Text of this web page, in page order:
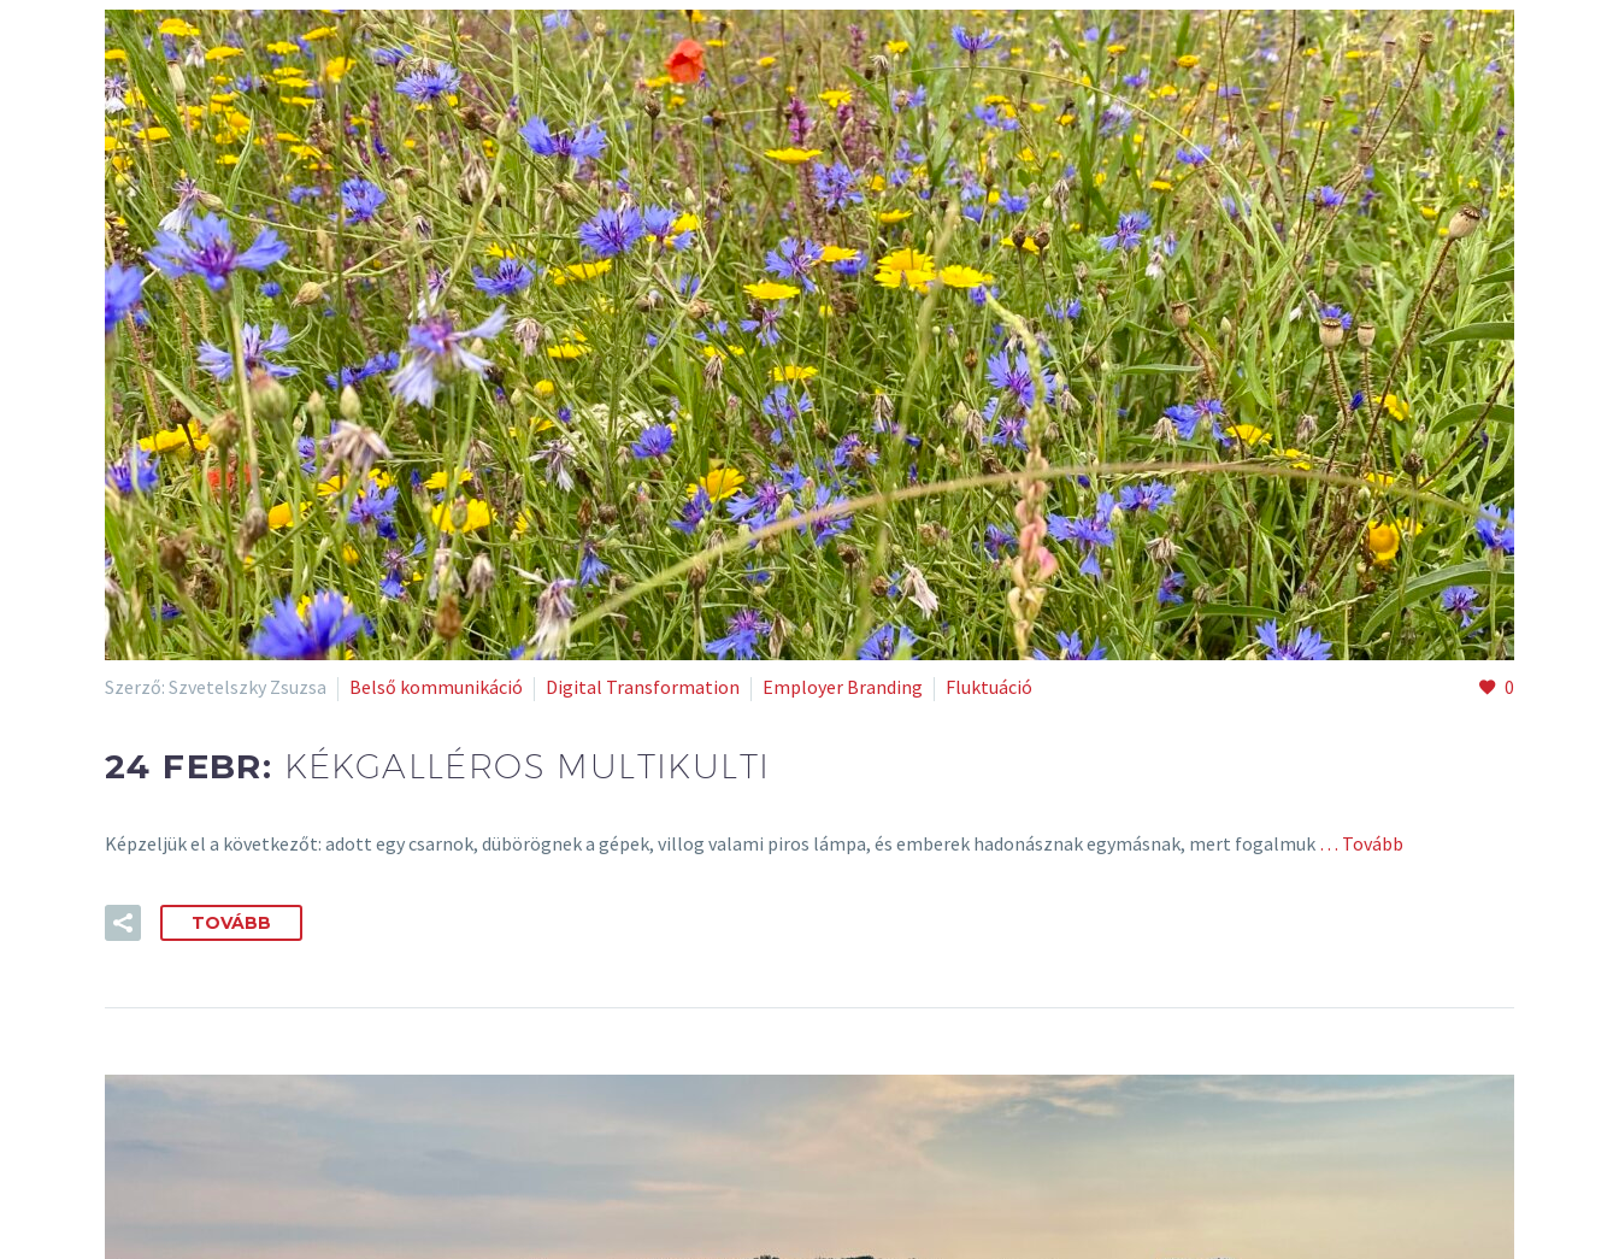
0
Szerző: Szvetelszky Zsuzsa Belső kommunikáció Digital Transformation Employer Branding Fluktuáció
24 FEBR: KÉKGALLÉROS MULTIKULTI
Képzeljük el a következőt: adott egy csarnok, dübörögnek a gépek, villog valami piros lámpa, és emberek hadonásznak egymásnak, mert fogalmuk … Tovább
TOVÁBB